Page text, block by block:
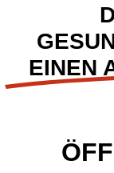
EINEN